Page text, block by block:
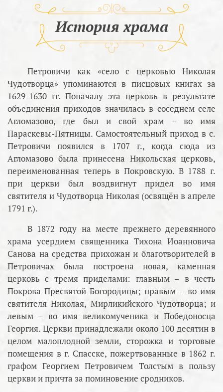
История храма
Петровичи как «село с церковью Николая
Чудотворца» упоминаются в писцовых книгах за
1629-1630 гг. Поначалу эта церковь в результате
объединения приходов значилась в соседнем селе
Агломазово, где был и свой храм – во имя
Параскевы-Пятницы. Самостоятельный приход в с.
Петровичи появился в 1707 г., когда сюда из
Агломазово была принесена Никольская церковь,
переименованная теперь в Покровскую. В 1788 г.
при церкви был воздвигнут придел во имя
святителя и Чудотворца Николая (освящён в апреле
1791 г.).
В 1872 году на месте прежнего деревянного
храма усердием священника Тихона Иоанновича
Санова на средства прихожан и благотворителей в
Петровичах была построена новая, каменная
церковь с тремя приделами: главным – в честь
Покрова Пресвятой Богородицы; правым – во имя
святителя Николая, Мирликийского Чудотворца; и
левым – во имя великомученика и Победоносца
Георгия. Церкви принадлежали около 100 десятин в
целом малоплодной земли, сторожка и торговые
помещения в г. Спасске, пожертвованные в 1862 г.
графом Георгием Петровичем Толстым в пользу
церкви и причта за поминовение сродников.